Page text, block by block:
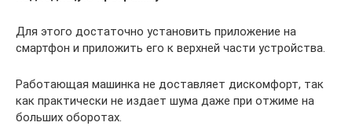
Для этого достаточно установить приложение на
смартфон и приложить его к верхней части устройства.
Работающая машинка не доставляет дискомфорт, так
как практически не издает шума даже при отжиме на
больших оборотах.